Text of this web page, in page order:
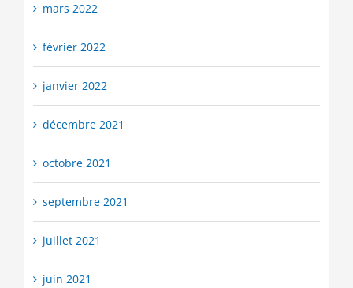
mars 2022
février 2022
janvier 2022
décembre 2021
octobre 2021
septembre 2021
juillet 2021
juin 2021